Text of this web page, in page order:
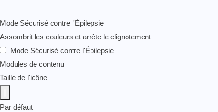
Mode Sécurisé contre l'Épilepsie
Assombrit les couleurs et arrête le clignotement
Mode Sécurisé contre l'Épilepsie
Modules de contenu
Taille de l'icône
Par défaut